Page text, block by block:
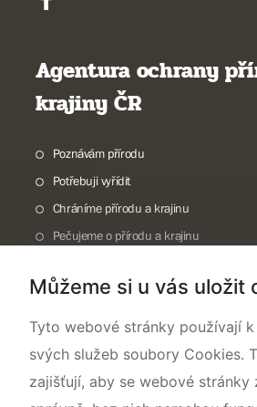
Agentura ochrany
krajiny ČR
Poznávám přírodu
Potřebuji vyřídit
Chráníme přírodu a krajinu
Pečujeme o přírodu a krajinu
O nás
Můžeme si u vás uložit
Tyto webové stránky používají
svých služeb soubory Cookies.
zajišťují, aby se webové stránky